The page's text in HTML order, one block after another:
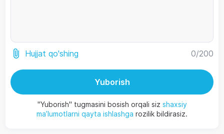
Hujjat qo'shing 0/200
Yuborish
"Yuborish" tugmasini bosish orqali siz shaxsiy
ma’lumotlarni qayta ishlashga rozilik bildirasiz.